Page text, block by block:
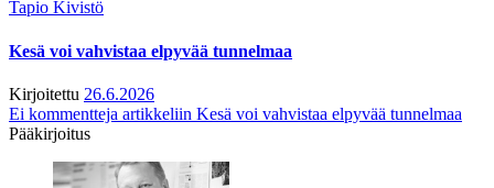
Tapio Kivistö
Kesä voi vahvistaa elpyvää tunnelmaa
Kirjoitettu 26.6.2026
Ei kommentteja artikkeliin Kesä voi vahvistaa elpyvää tunnelmaa
Pääkirjoitus